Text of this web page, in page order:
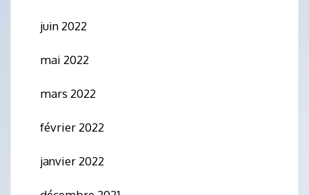
juin 2022
mai 2022
mars 2022
février 2022
janvier 2022